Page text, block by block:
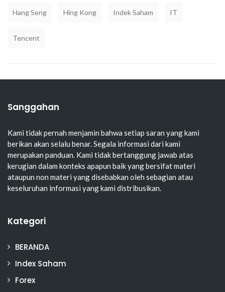
Hang Seng Hing Kong Indek Saham IT
Tencent
Sanggahan
Kami tidak pernah menjamin bahwa setiap saran yang kami
berikan akan selalu benar. Segala informasi dari kami
merupakan panduan. Kami tidak bertanggung jawab atas
kerugian dalam konteks apapun baik yang bersifat materi
ataupun non materi yang disebabkan oleh sebagian atau
keseluruhan informasi yang kami distribusikan.
Kategori
BERANDA
Index Saham
Forex